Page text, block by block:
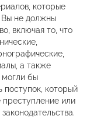
которые
Вы не должны
включая то, что
а также
бы
поступок, который
преступление или